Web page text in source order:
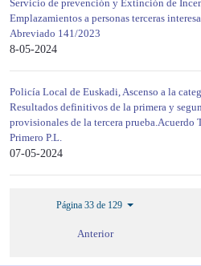
Servicio de prevención y Extinción de
Emplazamientos a personas terceras
Abreviado 141/2023
8-05-2024
Policía Local de Euskadi, Ascenso a la
Resultados definitivos de la primera y
provisionales de la tercera
Primero P.L.
07-05-2024
Página 33 de 129
Anterior